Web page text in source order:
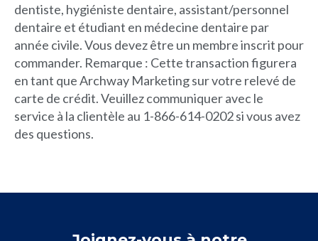
dentiste, hygiéniste dentaire, assistant/personnel
dentaire et étudiant en médecine dentaire par
année civile. Vous devez être un membre inscrit pour
commander. Remarque : Cette transaction figurera
en tant que Archway Marketing sur votre relevé de
carte de crédit. Veuillez communiquer avec le
service à la clientèle au 1-866-614-0202 si vous avez
des questions.